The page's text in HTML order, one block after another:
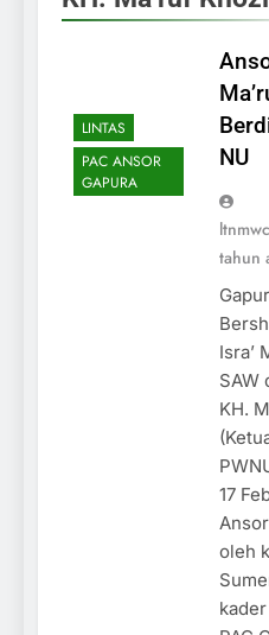
LINTAS
PAC ANSOR
GAPURA
NU
tahun
Isra’
SAW
KH.
17
oleh